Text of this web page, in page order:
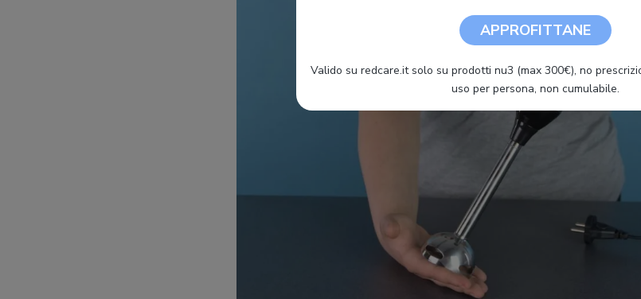
APPROFITTANE
Valido su redcare.it solo su prodotti nu3 (max 300€), no
uso per persona, non cumulabile.